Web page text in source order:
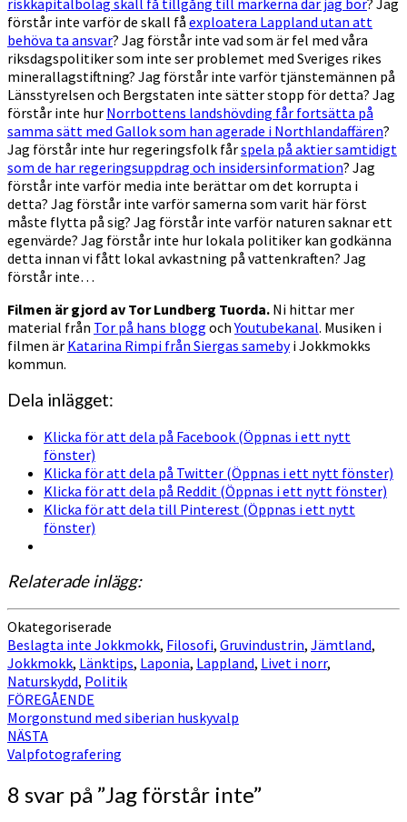
riskkapitalbolag skall få tillgång till markerna där jag bor? Jag
förstår inte varför de skall få exploatera Lappland utan att
behöva ta ansvar? Jag förstår inte vad som är fel med våra
riksdagspolitiker som inte ser problemet med Sveriges rikes
minerallagstiftning? Jag förstår inte varför tjänstemännen på
Länsstyrelsen och Bergstaten inte sätter stopp för detta? Jag
förstår inte hur Norrbottens landshövding får fortsätta på
samma sätt med Gallok som han agerade i Northlandaffären?
Jag förstår inte hur regeringsfolk fårspela på aktier samtidigt
som de har regeringsuppdrag och insidersinformation? Jag
förstår inte varför media inte berättar om det korrupta i
detta? Jag förstår inte varför samerna som varit här först
måste flytta på sig? Jag förstår inte varför naturen saknar ett
egenvärde? Jag förstår inte hur lokala politiker kan godkänna
detta innan vi fått lokal avkastning på vattenkraften? Jag
förstår inte…
Filmen är gjord av Tor Lundberg Tuorda. Ni hittar mer
material från Tor på hans blogg ochYoutubekanal. Musiken i
filmen är Katarina Rimpi från Siergas samebyi Jokkmokks
kommun.
Dela inlägget:
Klicka för att dela på Facebook (Öppnas i ett nytt
fönster)
Klicka för att dela på Twitter (Öppnas i ett nytt fönster)
Klicka för att dela på Reddit (Öppnas i ett nytt fönster)
Klicka för att dela till Pinterest (Öppnas i ett nytt
fönster)
Relaterade inlägg:
Okategoriserade
Beslagta inte Jokkmokk, Filosofi, Gruvindustrin, Jämtland,
Jokkmokk, Länktips, Laponia, Lappland, Livet i norr,
Naturskydd, Politik
Inläggsnavigering
FÖREGÅENDE
Morgonstund med siberian huskyvalp
NÄSTA
Valpfotografering
8 svar på ”Jag förstår inte”